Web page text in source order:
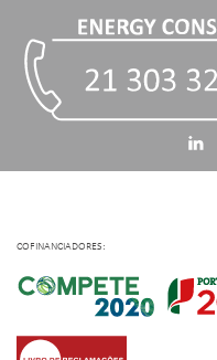
COFINANCIADORES: